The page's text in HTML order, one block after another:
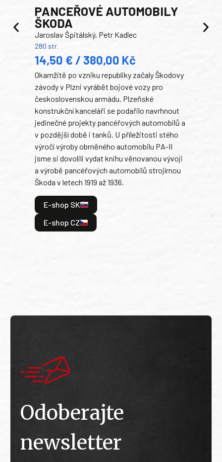
PANCEŘOVÉ AUTOMOBILY
ŠKODA
Jaroslav Špitálský, Petr Kadlec
280 str.
14,50 € / 380,00 Kč
Okamžitě po vzniku republiky začaly Škodovy
závody v Plzni vyrábět bojové vozy pro
československou armádu. Plzeňské
konstrukční kanceláři se podařilo navrhnout
jedinečné projekty pancéřových automobilů a
v pozdější době i tanků. U příležitosti stého
výročí výroby obrněného automobilu PA-II
jsme si dovolili vydat knihu věnovanou vývoji
a výrobě pancéřových automobilů strojírnou
Škoda v letech 1919 až 1936.
E-shop SK
E-shop CZ
Odoberajte
newsletter